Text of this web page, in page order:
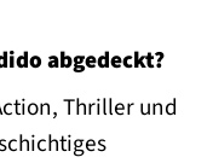
abgedeckt?
Thriller und